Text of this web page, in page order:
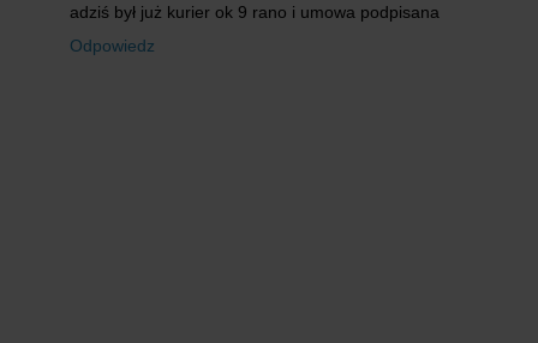
adziś był już kurier ok 9 rano i umowa podpisana
Odpowiedz